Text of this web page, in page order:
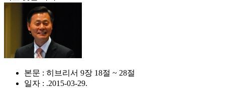
본문 : 히브리서 9장 18절 ~ 28절
일자 : .2015-03-29.